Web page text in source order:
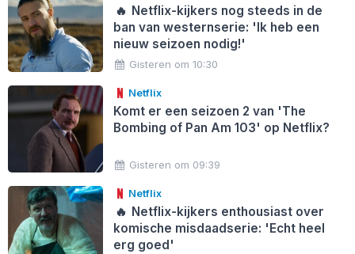
🔥 Netflix-kijkers nog steeds in de
ban van westernserie: 'Ik heb een
nieuw seizoen nodig!'
Gisteren om 10:30
Netflix
Komt er een seizoen 2 van 'The
Bombing of Pan Am 103' op Netflix?
Gisteren om 09:39
Netflix
🔥 Netflix-kijkers enthousiast over
komische misdaadserie: 'Echt heel
erg goed'